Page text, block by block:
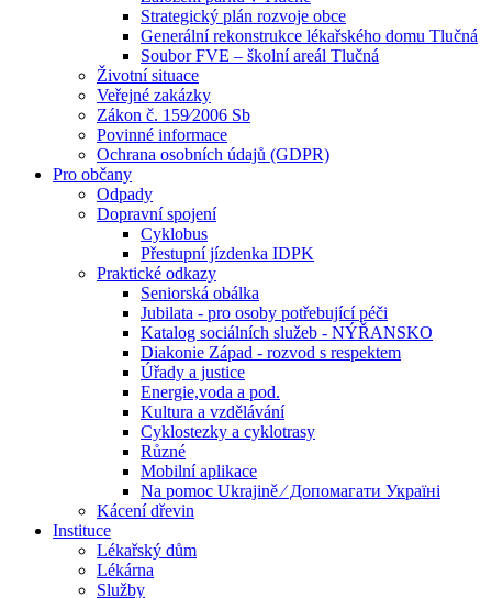
Strategický plán rozvoje obce
Generální rekonstrukce lékařského domu Tlučná
Soubor FVE – školní areál Tlučná
Životní situace
Veřejné zakázky
Zákon č. 159⁄2006 Sb
Povinné informace
Ochrana osobních údajů (GDPR)
Pro občany
Odpady
Dopravní spojení
Cyklobus
Přestupní jízdenka IDPK
Praktické odkazy
Seniorská obálka
Jubilata - pro osoby potřebující péči
Katalog sociálních služeb - NÝŘANSKO
Diakonie Západ - rozvod s respektem
Úřady a justice
Energie,voda a pod.
Kultura a vzdělávání
Cyklostezky a cyklotrasy
Různé
Mobilní aplikace
Na pomoc Ukrajině ⁄ Допомагати Україні
Kácení dřevin
Instituce
Lékařský dům
Lékárna
Služby